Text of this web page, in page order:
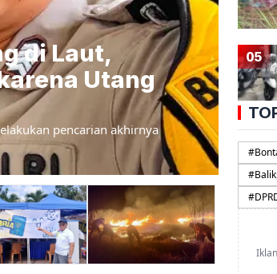
di Laut,
Utang
pencarian akhirnya
mulai
05
#
#
#